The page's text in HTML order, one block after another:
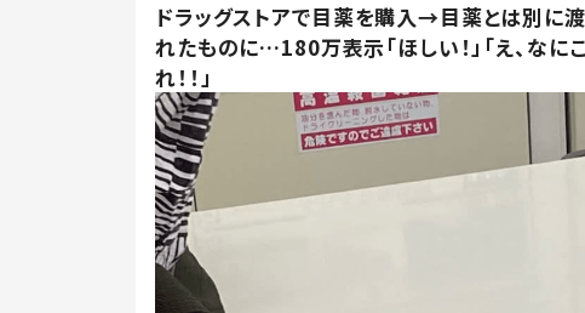
ドラッグストアで目薬を購入→目薬とは別に
れたものに…180万表示「ほしい！」「え、なにこ
れ！！」